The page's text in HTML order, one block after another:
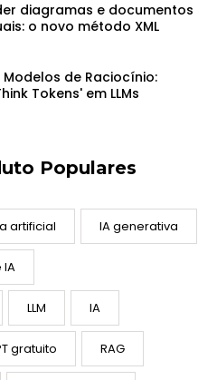
diagramas e documentos
o novo método XML
de Raciocínio:
Tokens' em LLMs
Populares
artificial IA generativa
LLM IA
gratuito RAG